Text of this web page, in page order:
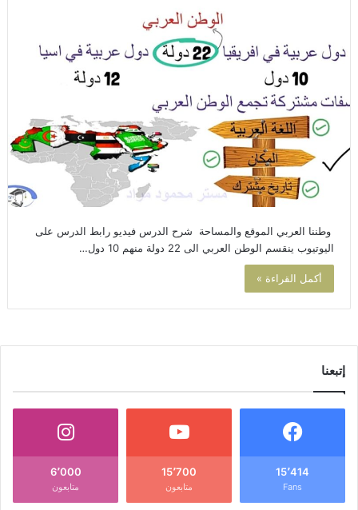
وطننا العربي الموقع والمساحة شرح الدرس فيديو رابط الدرس على
اليوتيوب ينقسم الوطن العربي الى 22 دولة منهم 10 دول…
أكمل القراءة »
إتبعنا
15٬414
Fans
15٬700
متابعون
6٬000
متابعون